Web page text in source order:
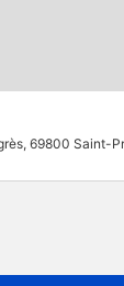
69800 Saint-